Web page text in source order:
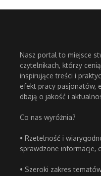
Nasz portal to miejsce
czytelnikach, którzy
inspirujące treści i
efekt pracy pasjonatów,
dbają o jakość i
Co nas wyróżnia?
• Rzetelność i
sprawdzone informacje,
• Szeroki zakres